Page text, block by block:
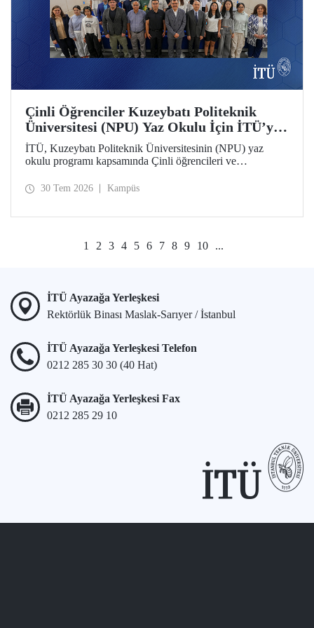
Çinli Öğrenciler Kuzeybatı Politeknik
Üniversitesi (NPU) Yaz Okulu İçin İTÜ’ye
Geldi
İTÜ, Kuzeybatı Politeknik Üniversitesinin (NPU) yaz
okulu programı kapsamında Çinli öğrencileri ve
30 Tem 2026 Kampüs
1 2 3 4 5 6 7 8 9 10 ...
İTÜ Ayazağa Yerleşkesi
Rektörlük Binası Maslak-Sarıyer / İstanbul
İTÜ Ayazağa Yerleşkesi Telefon
0212 285 30 30 (40 Hat)
İTÜ Ayazağa Yerleşkesi Fax
0212 285 29 10